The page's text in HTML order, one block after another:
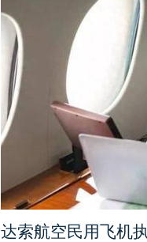
达索航空民用飞机